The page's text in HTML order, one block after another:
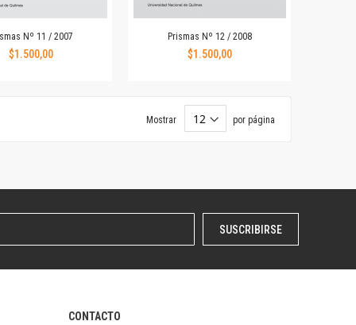
Nº 11 / 2007
$1.500,00
Prismas Nº 12 / 2008
$1.500,00
Mostrar por página
SUSCRIBIRSE
CONTACTO